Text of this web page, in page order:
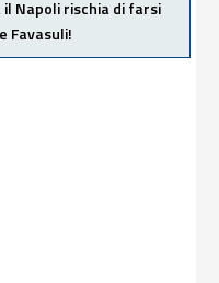
il Napoli rischia di farsi
Favasuli!